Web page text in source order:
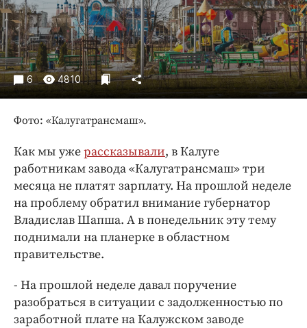
Спорт
Экономика и бизнес
ПРОЕКТЫ
Блоги
Издания
Медиаперсона
Клиника года
Бренд года
Работодатель года
6 4810
Фото: «Калугатрансмаш».
Как мы ужерассказывали, в Калуге
работникам завода «Калугатрансмаш» три
месяца не платят зарплату. На прошлой неделе
на проблему обратил внимание губернатор
Владислав Шапша. А в понедельник эту тему
поднимали на планерке в областном
правительстве.
- На прошлой неделе давал поручение
разобраться в ситуации с задолженностью по
заработной плате на Калужском заводе